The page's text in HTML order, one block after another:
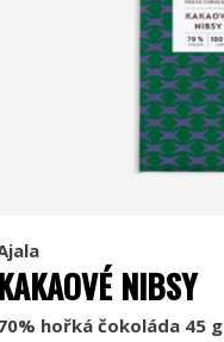
KAKAOVÉ NIBSY
hořká čokoláda 45 g